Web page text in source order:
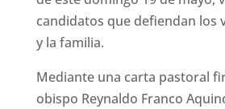
candidatos que defiendan los
y la familia.
Mediante una carta pastoral
obispo Reynaldo Franco